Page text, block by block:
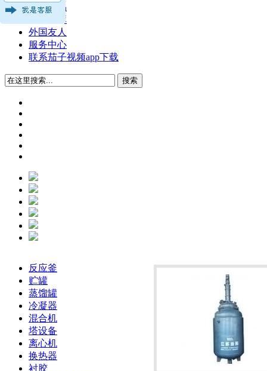
公司产品
公司图库
外国友人
服务中心
联系茄子视频app下载
搜索
反应釜
贮罐
蒸馏罐
冷凝器
混合机
塔设备
离心机
换热器
衬胶